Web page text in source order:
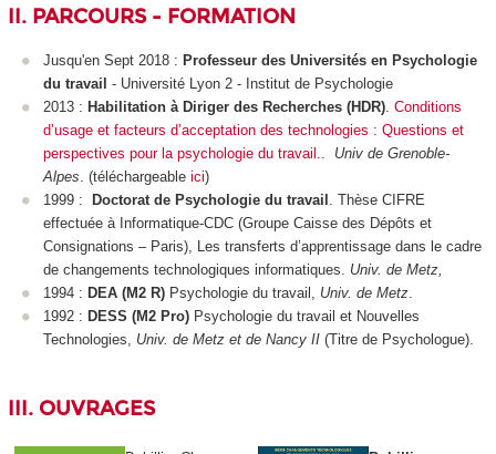
II. PARCOURS - FORMATION
Jusqu'en Sept 2018 : Professeur des Universités en Psychologie
du travail - Université Lyon 2 - Institut de Psychologie
2013 : Habilitation à Diriger des Recherches (HDR) Conditions
d’usage et facteurs d’acceptation des technologies : Questions et
perspectives pour la psychologie du travail.
Univ de Grenoble-
Alpes . (téléchargeable ici)
1999 : Doctorat de Psychologie du travail . Thèse CIFRE
effectuée à Informatique-CDC (Groupe Caisse des Dépôts et
Consignations – Paris), Les transferts d’apprentissage dans le cadre
de changements technologiques informatiques. Univ. de Metz,
1994 : DEA (M2 R) Psychologie du travail, Univ. de Metz
1992 : DESS (M2 Pro) Psychologie du travail et Nouvelles
Technologies, Univ. de Metz et de Nancy II (Titre de Psychologue).
III. OUVRAGES